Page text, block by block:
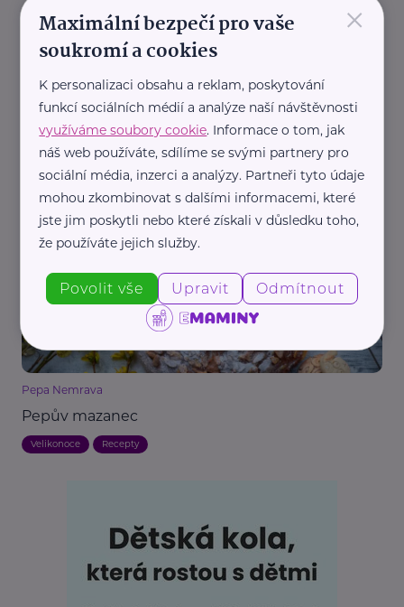
Redakce eMaminy.cz
Třený velikonoční beránek
Pepa Nemrava
Pepův mazanec
Velikonoce Recepty
×
Maximální bezpečí pro vaše
soukromí a cookies
K personalizaci obsahu a reklam, poskytování
funkcí sociálních médií a analýze naší návštěvnosti
využíváme soubory cookie. Informace o tom, jak
náš web používáte, sdílíme se svými partnery pro
sociální média, inzerci a analýzy. Partneři tyto údaje
mohou zkombinovat s dalšími informacemi, které
jste jim poskytli nebo které získali v důsledku toho,
že používáte jejich služby.
Povolit vše Upravit Odmítnout